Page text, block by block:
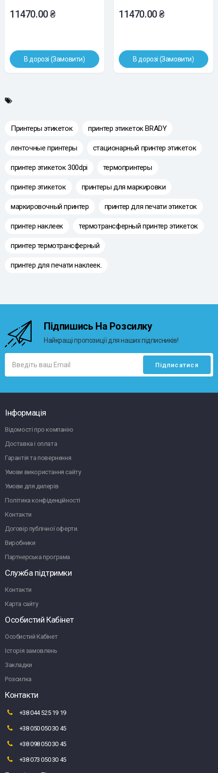
11470.00 ₴
В дорозі (Замовити)
11470.00 ₴
В дорозі (Замовити)
Принтеры этикеток принтер этикеток BRADY
ленточные принтеры стационарный принтер этикеток
принтер этикеток 300dpi термопринтеры
принтер этикеток принтеры для маркировки
маркировочный принтер принтер для печати этикеток
принтер наклеек термотрансферный принтер этикеток
принтер термотрансферный
принтер для печати наклеек.
Підпишись На Розсилку
Найкращі пропозиції для наших підписників!
Інформація
Відомості про компанію
Доставка і оплата
Гарантія та повернення
Умови використання сайту
Умови для дилерів
Політика конфіденційності
Контакти
Договір публічної оферти.
Виробники
Партнерська програма
Служба підтримки
Контакти
Карта сайту
Особистий Кабінет
Особистий Кабінет
Історія замовлень
Закладки
Розсилка
Контакти
+38 044 525 19 19
+38 050 050 30 45
+38 098 050 30 45
+38 073 050 30 45